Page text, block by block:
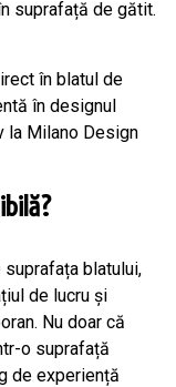
suprafață de gătit.
în blatul de
în designul
la Milano Design
blatului,
de lucru și
Nu doar că
o suprafață
de experiență